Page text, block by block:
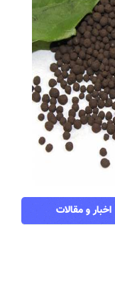
اخبار و مقالات